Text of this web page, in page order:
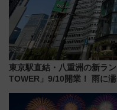
東京駅直結・八重洲の新ラ
TOWER」9/10開業！ 雨に